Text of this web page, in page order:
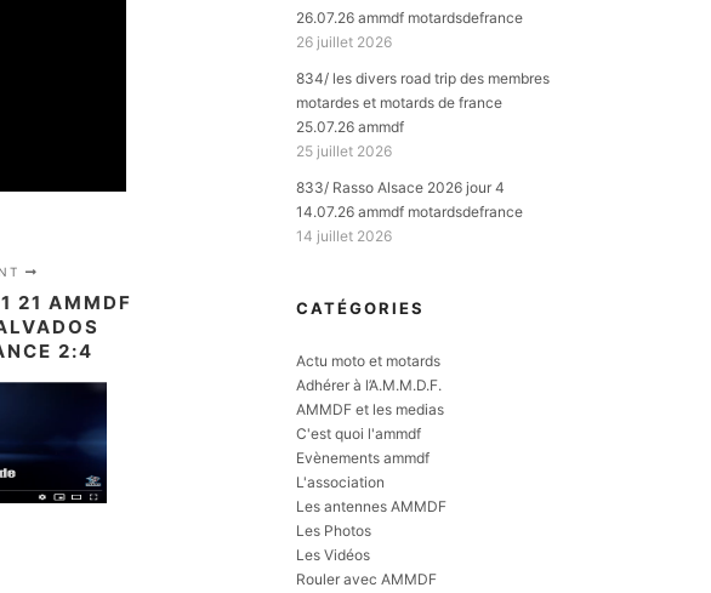
21 AMMDF
2:4
26.07.26 ammdf motardsdefrance
26 juillet 2026
834/ les divers road trip des membres
motardes et motards de france
25.07.26 ammdf
25 juillet 2026
833/ Rasso Alsace 2026 jour 4
14.07.26 ammdf motardsdefrance
14 juillet 2026
CATÉGORIES
Actu moto et motards
Adhérer à l’A.M.M.D.F.
AMMDF et les medias
C'est quoi l'ammdf
Evènements ammdf
L'association
Les antennes AMMDF
Les Photos
Les Vidéos
Rouler avec AMMDF